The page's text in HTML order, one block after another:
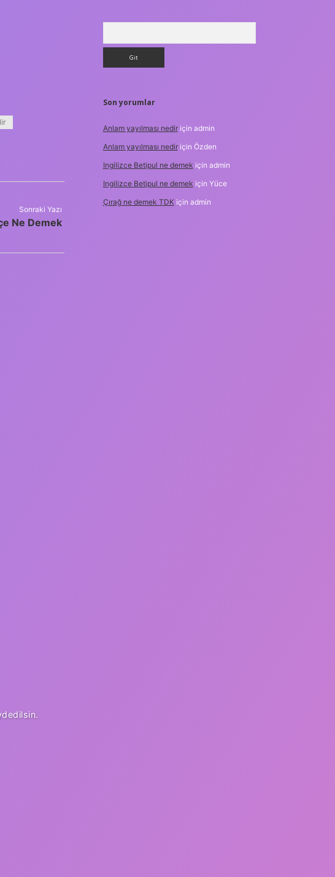
Sonraki Yazı
Ne Demek
Son yorumlar
Anlam yayılması nediriçin admin
Anlam yayılması nediriçin Özden
Ingilizce Betipul ne demek için admin
Ingilizce Betipul ne demek için Yüce
Çırağ ne demek TDKiçin admin